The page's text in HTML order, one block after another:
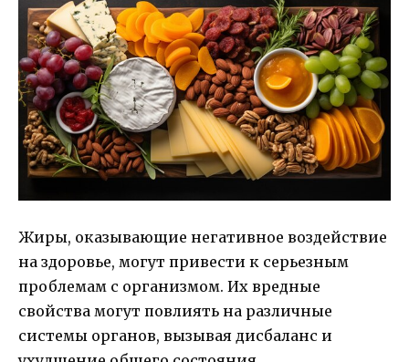
Жиры, оказывающие негативное воздействие
на здоровье, могут привести к серьезным
проблемам с организмом. Их вредные
свойства могут повлиять на различные
системы органов, вызывая дисбаланс и